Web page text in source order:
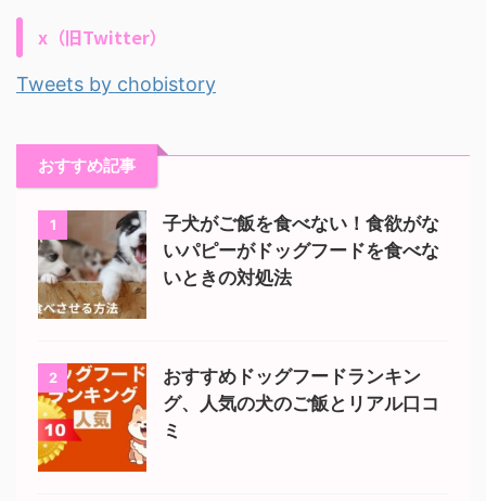
x（旧Twitter）
Tweets by chobistory
おすすめ記事
1
子犬がご飯を食べない！食欲がな
いパピーがドッグフードを食べな
いときの対処法
2
おすすめドッグフードランキン
グ、人気の犬のご飯とリアル口コ
ミ